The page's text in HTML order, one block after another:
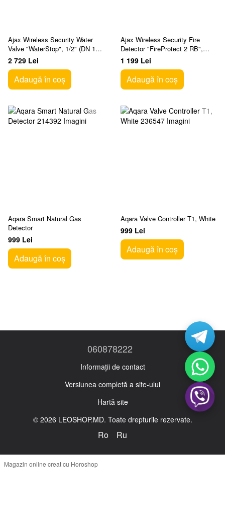
Ajax Wireless Security Water
Valve "WaterStop", 1/2" (DN 15),
Black
2 729 Lei
Adaugă în coș
Ajax Wireless Security Fire
Detector "FireProtect 2 RB",
White, Heat/Smoke
1 199 Lei
Adaugă în coș
Aqara Smart Natural Gas
Detector
999 Lei
Adaugă în coș
Aqara Valve Controller T1, White
999 Lei
Adaugă în coș
060878222
Informații de contact
Versiunea completă a site-ului
Hartă site
© 2026 LEOSHOP.MD. Toate drepturile rezervate.
Ro Ru
Magazin online creat cu Horoshop